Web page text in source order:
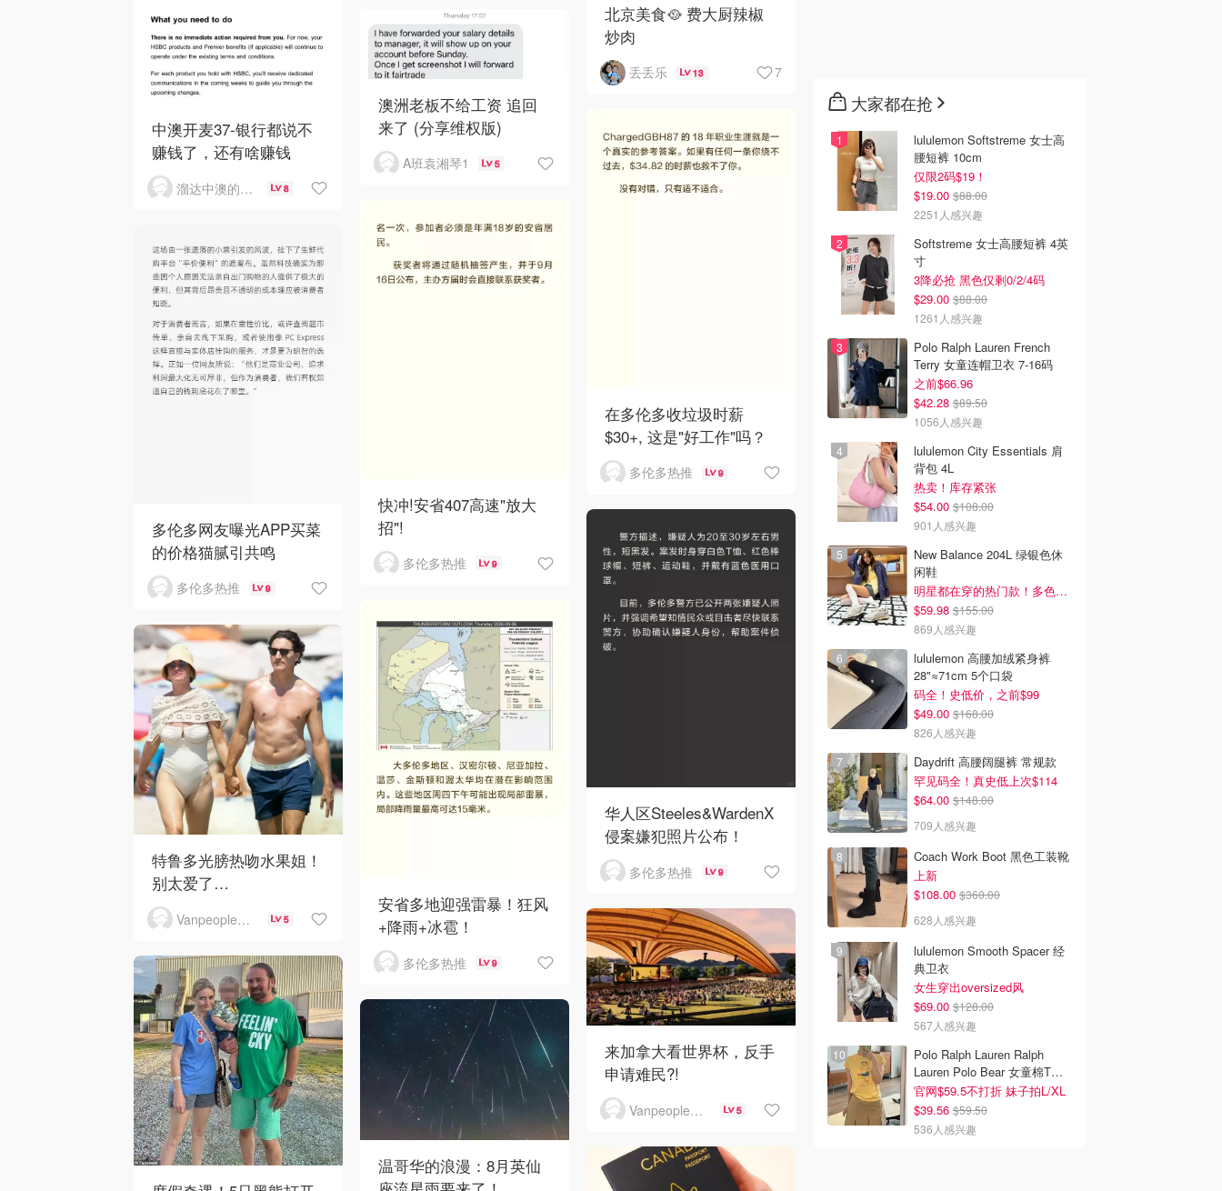
北京美食🥘 费大厨辣椒
炒肉
丢丢乐 13 7
中澳开麦37-银行都说不
赚钱了，还有啥赚钱
溜达中澳的王公子 8
澳洲老板不给工资 追回
来了 (分享维权版)
A班袁湘琴1 5
在多伦多收垃圾时薪
$30+, 这是"好工作"吗？
多伦多热推 9
快冲!安省407高速"放大
招"!
多伦多热推 9
多伦多网友曝光APP买菜
的价格猫腻引共鸣
多伦多热推 9
华人区Steeles&WardenX
侵案嫌犯照片公布！
多伦多热推 9
安省多地迎强雷暴！狂风
+降雨+冰雹！
多伦多热推 9
特鲁多光膀热吻水果姐！
别太爱了…
Vanpeople人在温哥华 5
来加拿大看世界杯，反手
申请难民?!
Vanpeople人在温哥华 5
温哥华的浪漫：8月英仙
大家都在抢
lululemon Softstreme 女士高
腰短裤 10cm
仅限2码$19！
$19.00 $88.00
2251人感兴趣
Softstreme 女士高腰短裤 4英
寸
3降必抢 黑色仅剩0/2/4码
$29.00 $88.00
1261人感兴趣
Polo Ralph Lauren French
Terry 女童连帽卫衣 7-16码
之前$66.96
$42.28 $89.50
1056人感兴趣
lululemon City Essentials 肩
背包 4L
热卖！库存紧张
$54.00 $108.00
901人感兴趣
New Balance 204L 绿银色休
闲鞋
明星都在穿的热门款！多色可选 3.8折
$59.98 $155.00
869人感兴趣
lululemon 高腰加绒紧身裤
28"≈71cm 5个口袋
码全！史低价，之前$99
$49.00 $168.00
826人感兴趣
Daydrift 高腰阔腿裤 常规款
罕见码全！真史低上次$114
$64.00 $148.00
709人感兴趣
Coach Work Boot 黑色工装靴
上新
$108.00 $360.00
628人感兴趣
lululemon Smooth Spacer 经
典卫衣
女生穿出oversized风
$69.00 $128.00
567人感兴趣
Polo Ralph Lauren Ralph
Lauren Polo Bear 女童棉T恤
染色 1件
官网$59.5不打折 妹子拍L/XL
$39.56 $59.50
536人感兴趣